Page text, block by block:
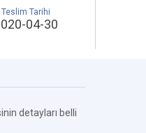
Teslim Tarihi
04-30
detayları belli